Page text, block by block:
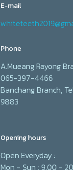
E-mail
Phone
A.Mueang Rayong
065-397-4466
Banchang Branch,
9883
Opening hours
Open Everyday :
Mon - Sun : 9.00 -